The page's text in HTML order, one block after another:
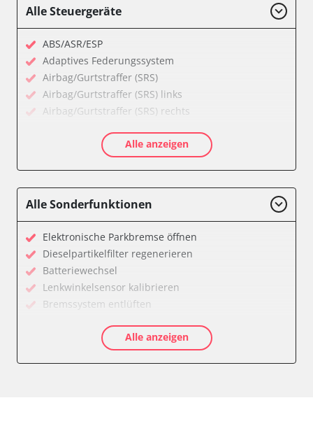
Alle Steuergeräte
ABS/ASR/ESP
Adaptives Federungssystem
Airbag/Gurtstraffer (SRS)
Airbag/Gurtstraffer (SRS) links
Airbag/Gurtstraffer (SRS) rechts
Aktivlenkung
Anhängersteuergerät
Bedieneinheit Mittelkonsole
Bordcomputer
CD-Wechsler
Command
Dachbedieneinheit (DBE)
Dämpfungssystem hinten links
Dämpfungssystem hinten rechts
Dämpfungssystem vorne links
Dämpfungssystem vorne rechts
Alle anzeigen
Alle Sonderfunktionen
Elektronische Parkbremse öffnen
Dieselpartikelfilter regenerieren
Batteriewechsel
Lenkwinkelsensor kalibrieren
Bremssystem entlüften
Elektronische Parkbremse kalibrieren
Ölservicerückstellung
Alle anzeigen